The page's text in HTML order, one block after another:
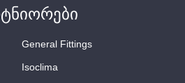
General Fittings
Isoclima